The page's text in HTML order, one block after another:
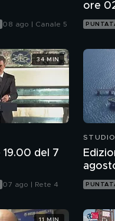
08 ago | Canale 5
ore
19.00 del 7
07 ago | Rete 4
34 MIN
11 MIN